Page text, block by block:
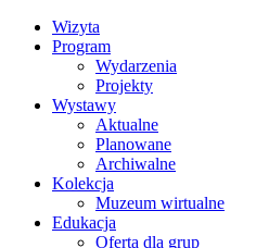
Wizyta
Program
Wydarzenia
Projekty
Wystawy
Aktualne
Planowane
Archiwalne
Kolekcja
Muzeum wirtualne
Edukacja
Oferta dla grup